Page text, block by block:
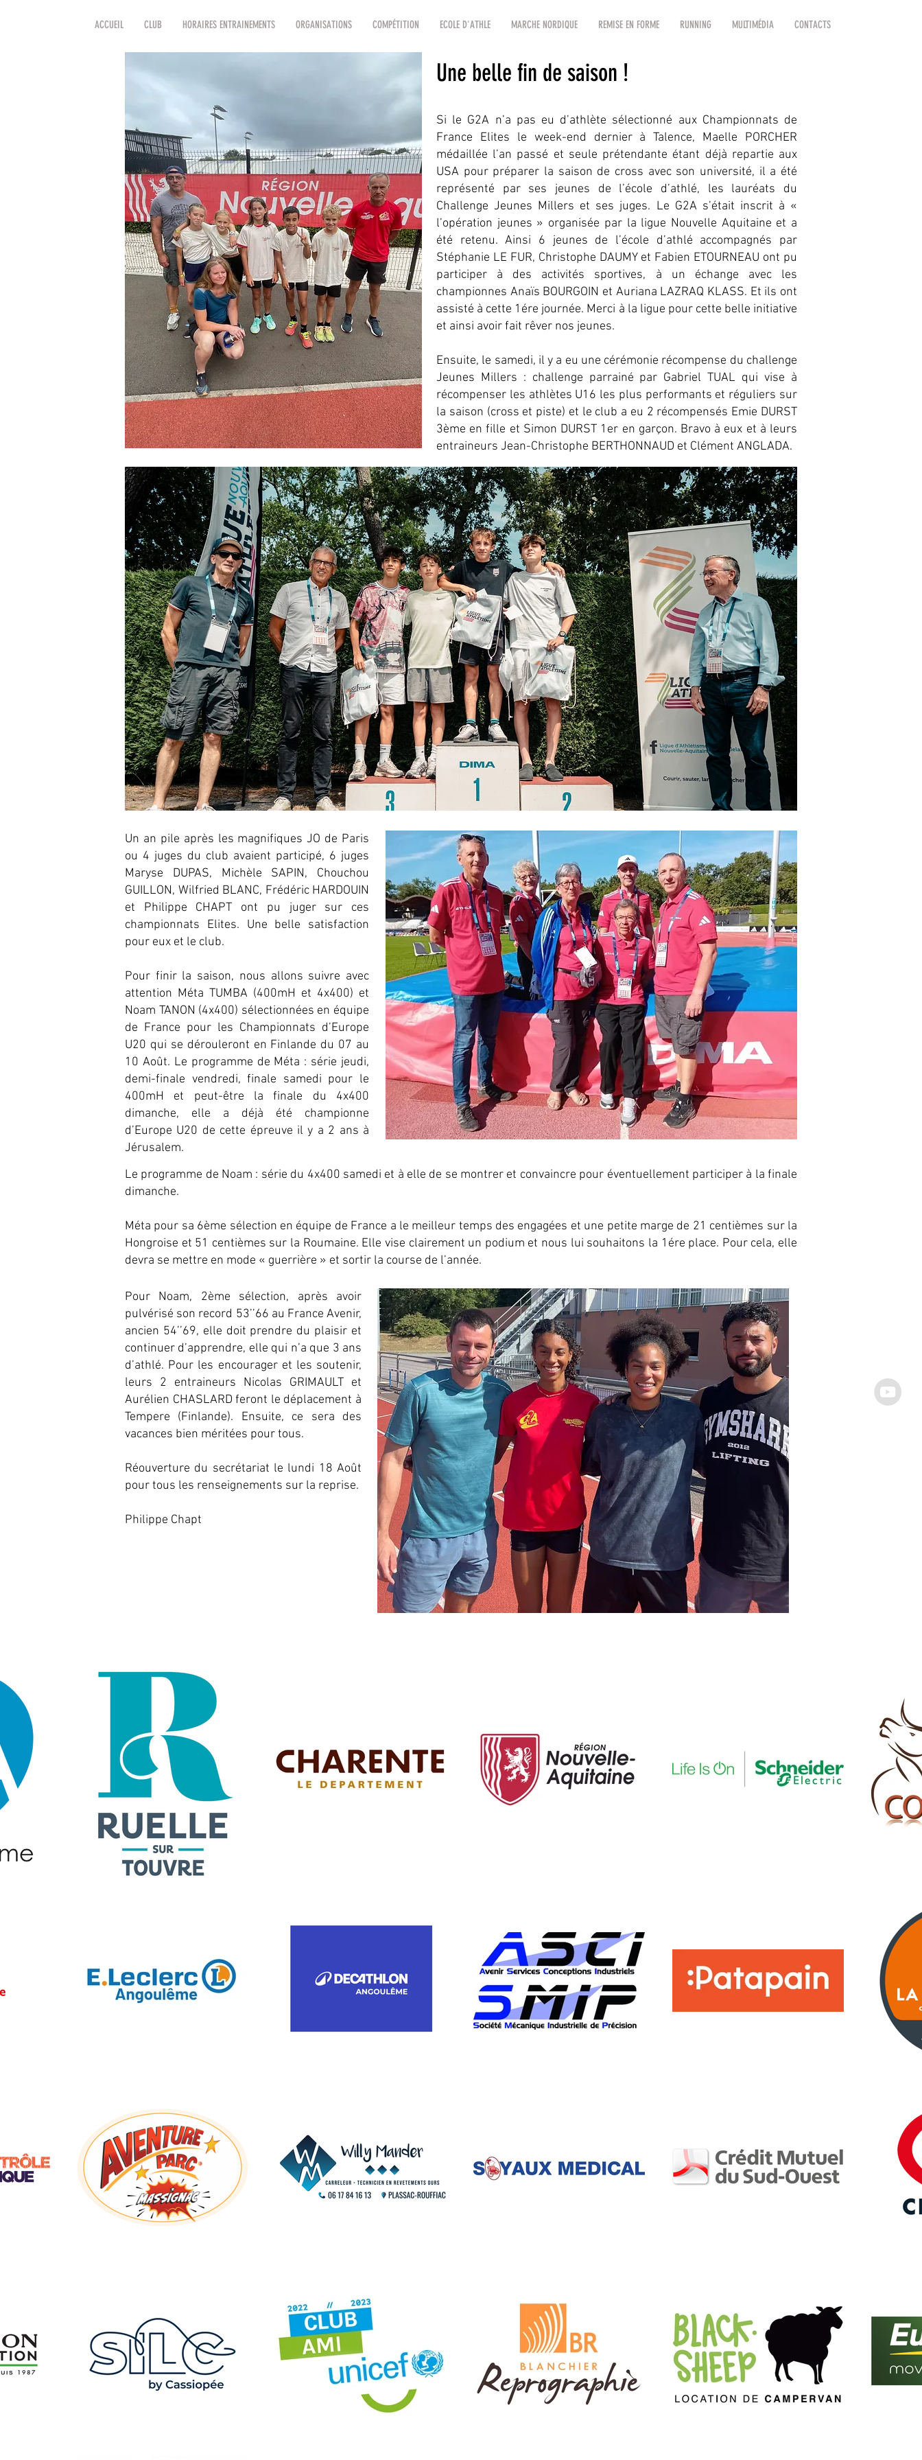
ACCUEIL CLUB HORAIRES ENTRAINEMENTS ORGANISATIONS COMPÉTITION ECOLE D'ATHLE MARCHE NORDIQUE REMISE EN FORME RUNNING MULTIMÉDIA CONTACTS
Une belle fin de saison !
Si le G2A n’a pas eu d’athlète sélectionné aux Championnats de
France Elites le week-end dernier à Talence, Maelle PORCHER
médaillée l’an passé et seule prétendante étant déjà repartie aux
USA pour préparer la saison de cross avec son université, il a été
représenté par ses jeunes de l’école d’athlé, les lauréats du
Challenge Jeunes Millers et ses juges. Le G2A s’était inscrit à «
l’opération jeunes » organisée par la ligue Nouvelle Aquitaine et a
été retenu. Ainsi 6 jeunes de l’école d’athlé accompagnés par
Stéphanie LE FUR, Christophe DAUMY et Fabien ETOURNEAU ont pu
participer à des activités sportives, à un échange avec les
championnes Anaïs BOURGOIN et Auriana LAZRAQ KLASS. Et ils ont
assisté à cette 1ére journée. Merci à la ligue pour cette belle initiative
et ainsi avoir fait rêver nos jeunes.
Ensuite, le samedi, il y a eu une cérémonie récompense du challenge
Jeunes Millers : challenge parrainé par Gabriel TUAL qui vise à
récompenser les athlètes U16 les plus performants et réguliers sur
la saison (cross et piste) et le club a eu 2 récompensés Emie DURST
3ème en fille et Simon DURST 1er en garçon. Bravo à eux et à leurs
entraineurs Jean-Christophe BERTHONNAUD et Clément ANGLADA.
Un an pile après les magnifiques JO de Paris
ou 4 juges du club avaient participé, 6 juges
Maryse DUPAS, Michèle SAPIN, Chouchou
GUILLON, Wilfried BLANC, Frédéric HARDOUIN
et Philippe CHAPT ont pu juger sur ces
championnats Elites. Une belle satisfaction
pour eux et le club.
Pour finir la saison, nous allons suivre avec
attention Méta TUMBA (400mH et 4x400) et
Noam TANON (4x400) sélectionnées en équipe
de France pour les Championnats d’Europe
U20 qui se dérouleront en Finlande du 07 au
10 Août. Le programme de Méta : série jeudi,
demi-finale vendredi, finale samedi pour le
400mH et peut-être la finale du 4x400
dimanche, elle a déjà été championne
d’Europe U20 de cette épreuve il y a 2 ans à
Jérusalem.
Le programme de Noam : série du 4x400 samedi et à elle de se montrer et convaincre pour éventuellement participer à la finale
dimanche.
Méta pour sa 6ème sélection en équipe de France a le meilleur temps des engagées et une petite marge de 21 centièmes sur la
Hongroise et 51 centièmes sur la Roumaine. Elle vise clairement un podium et nous lui souhaitons la 1ére place. Pour cela, elle
devra se mettre en mode « guerrière » et sortir la course de l’année.
Pour Noam, 2ème sélection, après avoir
pulvérisé son record 53’’66 au France Avenir,
ancien 54’’69, elle doit prendre du plaisir et
continuer d’apprendre, elle qui n’a que 3 ans
d’athlé. Pour les encourager et les soutenir,
leurs 2 entraineurs Nicolas GRIMAULT et
Aurélien CHASLARD feront le déplacement à
Tempere (Finlande). Ensuite, ce sera des
vacances bien méritées pour tous.
Réouverture du secrétariat le lundi 18 Août
pour tous les renseignements sur la reprise.
Philippe Chapt